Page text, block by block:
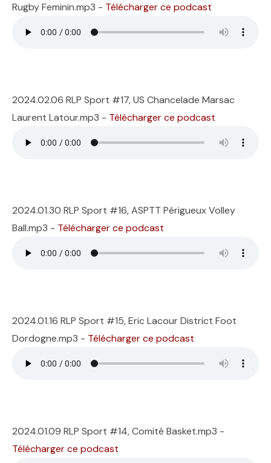
Rugby Feminin.mp3 - Télécharger ce podcast
2024.02.06 RLP Sport #17, US Chancelade Marsac
Laurent Latour.mp3 - Télécharger ce podcast
2024.01.30 RLP Sport #16, ASPTT Périgueux Volley
Ball.mp3 - Télécharger ce podcast
2024.01.16 RLP Sport #15, Eric Lacour District Foot
Dordogne.mp3 - Télécharger ce podcast
2024.01.09 RLP Sport #14, Comité Basket.mp3 -
Télécharger ce podcast